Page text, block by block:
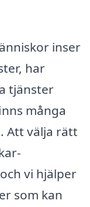
inser
har
tjänster
många
Att välja rätt
vi hjälper
som kan